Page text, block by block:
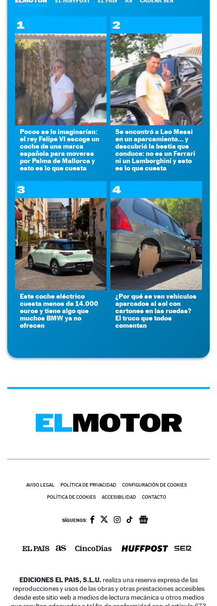
1
Pocos se lo imaginarían:
el rey Felipe VI escoge un
coche de una marca
española para moverse
por Palma de Mallorca y
esto es lo que cuesta
2
Se encontró a Leo Messi
en un aparcamiento... y
descubrió la bestia que
conduce: no es un Ferrari
ni un Lamborghini y esto
es lo que cuesta
3
Este coche eléctrico
cuesta menos de 14.000
euros y tiene algo que
muchos BMW ya no
ofrecen
4
¿Por qué se ven vehículos
aparcados al sol con
cartones en las ruedas?
El truco que todos
comentan
AVISO LEGAL POLÍTICA DE PRIVACIDAD CONFIGURACIÓN DE COOKIES
POLÍTICA DE COOKIES ACCESIBILIDAD CONTACTO
SÍGUENOS:
EDICIONES EL PAIS, S.L.U. realiza una reserva expresa de las
reproducciones y usos de las obras y otras prestaciones accesibles
desde este sitio web a medios de lectura mecánica u otros medios